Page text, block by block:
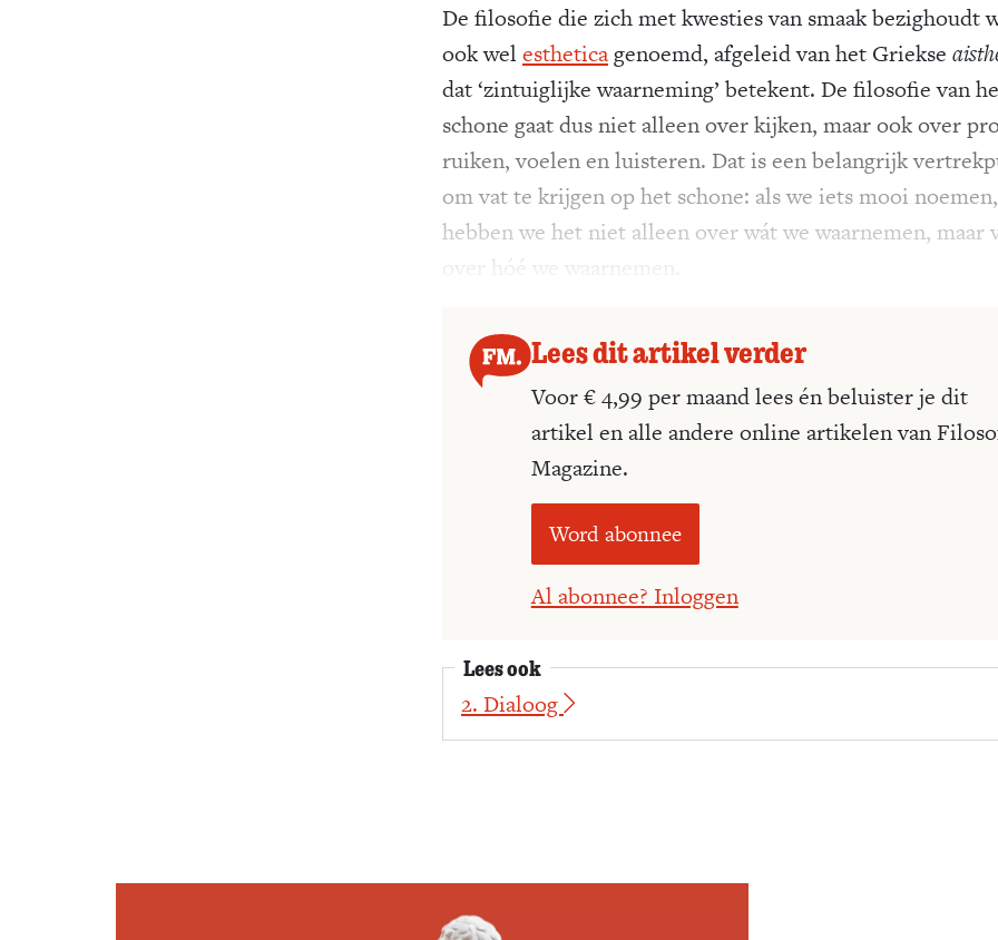
De filosofie die zich met kwesties van smaak bezighoudt
ook wel estheticagenoemd, afgeleid van het Griekse
dat ‘zintuiglijke waarneming’ betekent. De filosofie van
schone gaat dus niet alleen over kijken, maar ook over
ruiken, voelen en luisteren. Dat is een belangrijk
om vat te krijgen op het schone: als we iets mooi noemen,
hebben we het niet alleen over wát we waarnemen, maar
over hóé we waarnemen.
Lees dit artikel verder
Voor € 4,99 per maand lees én beluister je dit
artikel en alle andere online artikelen van
Magazine.
Word abonnee
Al abonnee? Inloggen
Lees ook
2. Dialoog